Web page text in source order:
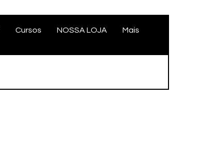
Cursos NOSSA LOJA Mais